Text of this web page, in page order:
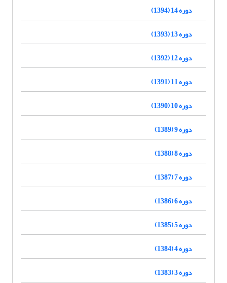
دوره 14 (1394)
دوره 13 (1393)
دوره 12 (1392)
دوره 11 (1391)
دوره 10 (1390)
دوره 9 (1389)
دوره 8 (1388)
دوره 7 (1387)
دوره 6 (1386)
دوره 5 (1385)
دوره 4 (1384)
دوره 3 (1383)